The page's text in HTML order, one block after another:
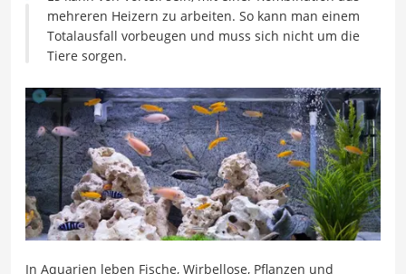
mehreren Heizern zu arbeiten. So kann man einem
Totalausfall vorbeugen und muss sich nicht um die
Tiere sorgen.
In Aquarien leben Fische, Wirbellose, Pflanzen und